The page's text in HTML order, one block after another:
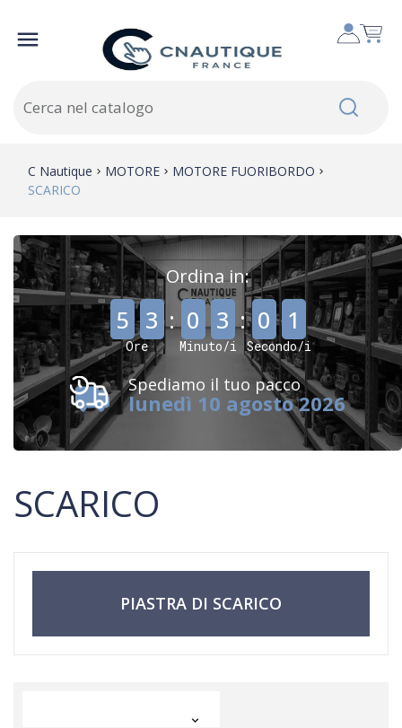

C Nautique MOTORE
MOTORE FUORIBORDO
SCARICO
Ordina in:
5 3 :
Ore
0 3 :
Minuto/i
, 0 1
Secondo/i
Spediamo il tuo pacco
lunedì 10 agosto 2026
SCARICO
PIASTRA DI SCARICO
